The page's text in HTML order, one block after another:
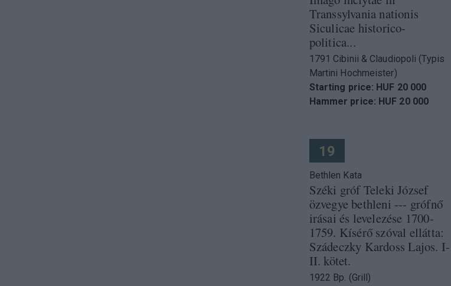
Transsylvania nationis
Siculicae historico-
politica...
1791 Cibinii & Claudiopoli (Typis
Martini Hochmeister)
Starting price: HUF 20 000
Hammer price: HUF 20 000
19
Bethlen Kata
Széki gróf Teleki József
özvegye bethleni --- grófnő
irásai és levelezése 1700-
1759. Kísérő szóval ellátta:
Szádeczky Kardoss Lajos. I-
II. kötet.
1922 Bp. (Grill)